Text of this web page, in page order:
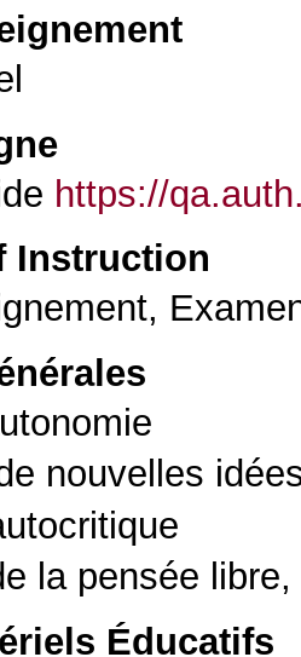
https://
Instruction
nouvelles
la pensée
Éducatifs